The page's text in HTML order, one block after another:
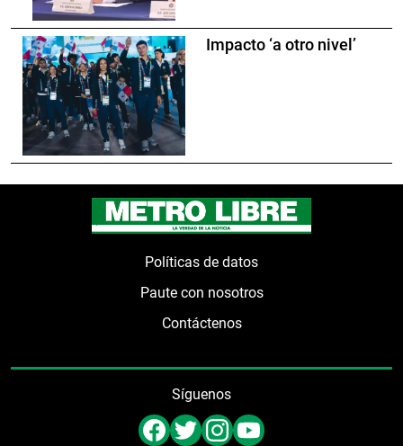
Impacto ‘a otro nivel’
Políticas de datos
Paute con nosotros
Contáctenos
Síguenos